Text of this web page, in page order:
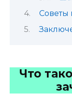
Советы
Что